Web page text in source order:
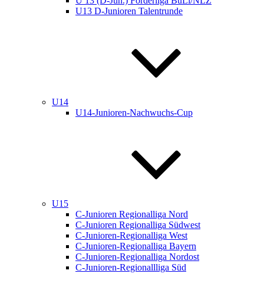
U13 D-Junioren Talentrunde
U14
U14-Junioren-Nachwuchs-Cup
U15
C-Junioren Regionalliga Nord
C-Junioren Regionalliga Südwest
C-Junioren-Regionalliga West
C-Junioren-Regionalliga Bayern
C-Junioren-Regionalliga Nordost
C-Junioren-Regionallliga Süd